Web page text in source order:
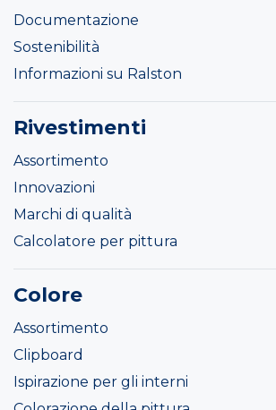
Documentazione
Sostenibilità
Informazioni su Ralston
Rivestimenti
Assortimento
Innovazioni
Marchi di qualità
Calcolatore per pittura
Colore
Assortimento
Clipboard
Ispirazione per gli interni